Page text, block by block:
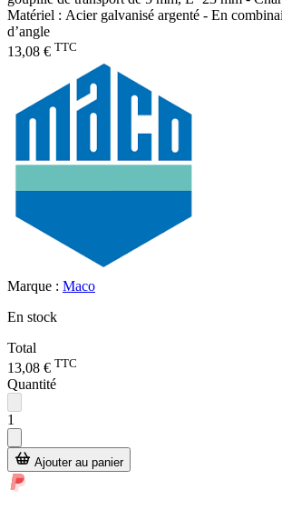
Matériel : Acier galvanisé argenté - En
d’angle
13,08 € TTC
Marque : Maco
En stock
Total
13,08 € TTC
Quantité
1
Ajouter au panier